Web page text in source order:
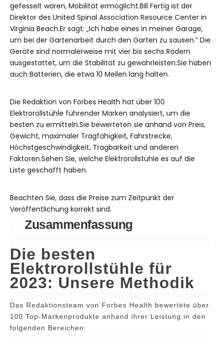
gefesselt wären, Mobilität ermöglicht.Bill Fertig ist der
Direktor des United Spinal Association Resource Center in
Virginia Beach.Er sagt: „Ich habe eines in meiner Garage,
um bei der Gartenarbeit durch den Garten zu sausen.“ Die
Geräte sind normalerweise mit vier bis sechs Rädern
ausgestattet, um die Stabilität zu gewährleisten.Sie haben
auch Batterien, die etwa 10 Meilen lang halten.
Die Redaktion von Forbes Health hat über 100
Elektrorollstühle führender Marken analysiert, um die
besten zu ermitteln.Sie bewerteten sie anhand von Preis,
Gewicht, maximaler Tragfähigkeit, Fahrstrecke,
Höchstgeschwindigkeit, Tragbarkeit und anderen
Faktoren.Sehen Sie, welche Elektrorollstühle es auf die
Liste geschafft haben.
Beachten Sie, dass die Preise zum Zeitpunkt der
Veröffentlichung korrekt sind.
Zusammenfassung
Die besten
Elektrorollstühle für
2023: Unsere Methodik
Das Redaktionsteam von Forbes Health bewertete über
100 Top-Markenprodukte anhand ihrer Leistung in den
folgenden Bereichen: